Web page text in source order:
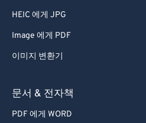
HEIC 에게 JPG
Image 에게 PDF
이미지 변환기
문서 & 전자책
PDF 에게 WORD